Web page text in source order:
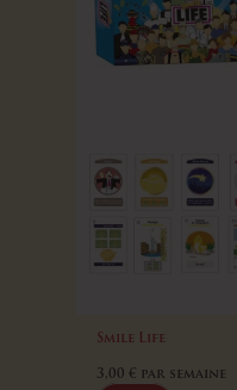
Smile Life
3,00 € par semaine